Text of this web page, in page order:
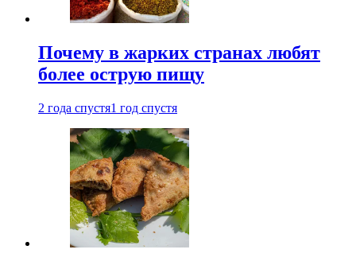
Почему в жарких странах любят
более острую пищу
2 года спустя1 год спустя